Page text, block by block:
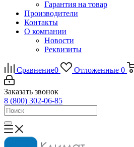
Гарантия на товар
Производители
Контакты
О компании
Новости
Реквизиты
Сравнение0 Отложенные 0
Заказать звонок
8 (800) 302-06-85